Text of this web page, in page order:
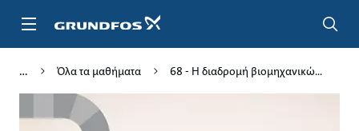
Όλα τα μαθήματα 68 - Η διαδρομή βιομηχανικώ...